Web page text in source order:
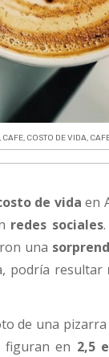
, CAFE, COSTO DE VIDA,
de vida en
redes sociales
una
podría resultar
de una
figuran en 2,5